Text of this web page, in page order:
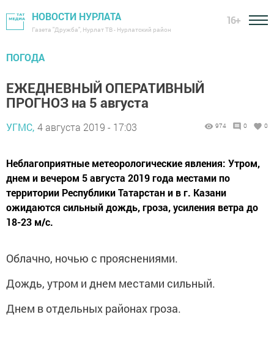
НОВОСТИ НУРЛАТА
Газета "Дружба", Нурлат ТВ - Нурлатский район
16+
ПОГОДА
ЕЖЕДНЕВНЫЙ ОПЕРАТИВНЫЙ
ПРОГНОЗ на 5 августа
УГМС, 4 августа 2019 - 17:03 974 0 0
Неблагоприятные метеорологические явления: Утром,
днем и вечером 5 августа 2019 года местами по
территории Республики Татарстан и в г. Казани
ожидаются сильный дождь, гроза, усиления ветра до
18-23 м/с.
Облачно, ночью с прояснениями.
Дождь, утром и днем местами сильный.
Днем в отдельных районах гроза.